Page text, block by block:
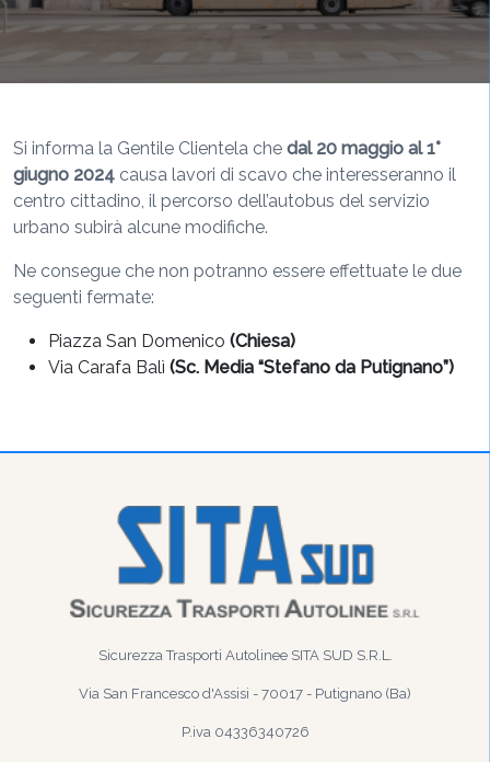
Si informa la Gentile Clientela che dal 20 maggio al 1°
giugno 2024 causa lavori di scavo che interesseranno il
centro cittadino, il percorso dell’autobus del servizio
urbano subirà alcune modifiche.
Ne consegue che non potranno essere effettuate le due
seguenti fermate:
Piazza San Domenico (Chiesa)
Via Carafa Balì (Sc. Media “Stefano da Putignano”)
Sicurezza Trasporti Autolinee SITA SUD S.R.L.
Via San Francesco d'Assisi - 70017 - Putignano (Ba)
P.iva 04336340726